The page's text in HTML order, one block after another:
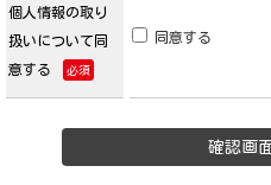
個人情報の取り
扱いについて同
意する
必須
同意する